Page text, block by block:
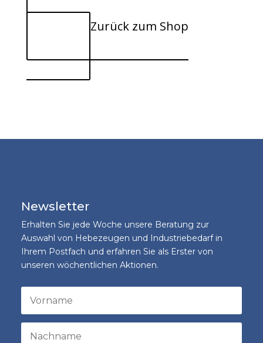
Zurück zum Shop
Newsletter
Erhalten Sie jede Woche unsere Beratung zur
Auswahl von Hebezeugen und Industriebedarf in
Ihrem Postfach und erfahren Sie als Erster von
unseren wöchentlichen Aktionen.